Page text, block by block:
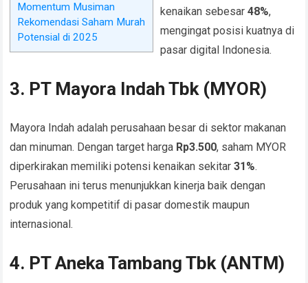
Momentum Musiman
Rekomendasi Saham Murah
Potensial di 2025
kenaikan sebesar48%,
mengingat posisi kuatnya di
pasar digital Indonesia.
3. PT Mayora Indah Tbk (MYOR)
Mayora Indah adalah perusahaan besar di sektor makanan
dan minuman. Dengan target harga Rp3.500, saham MYOR
diperkirakan memiliki potensi kenaikan sekitar31%.
Perusahaan ini terus menunjukkan kinerja baik dengan
produk yang kompetitif di pasar domestik maupun
internasional.
4. PT Aneka Tambang Tbk (ANTM)